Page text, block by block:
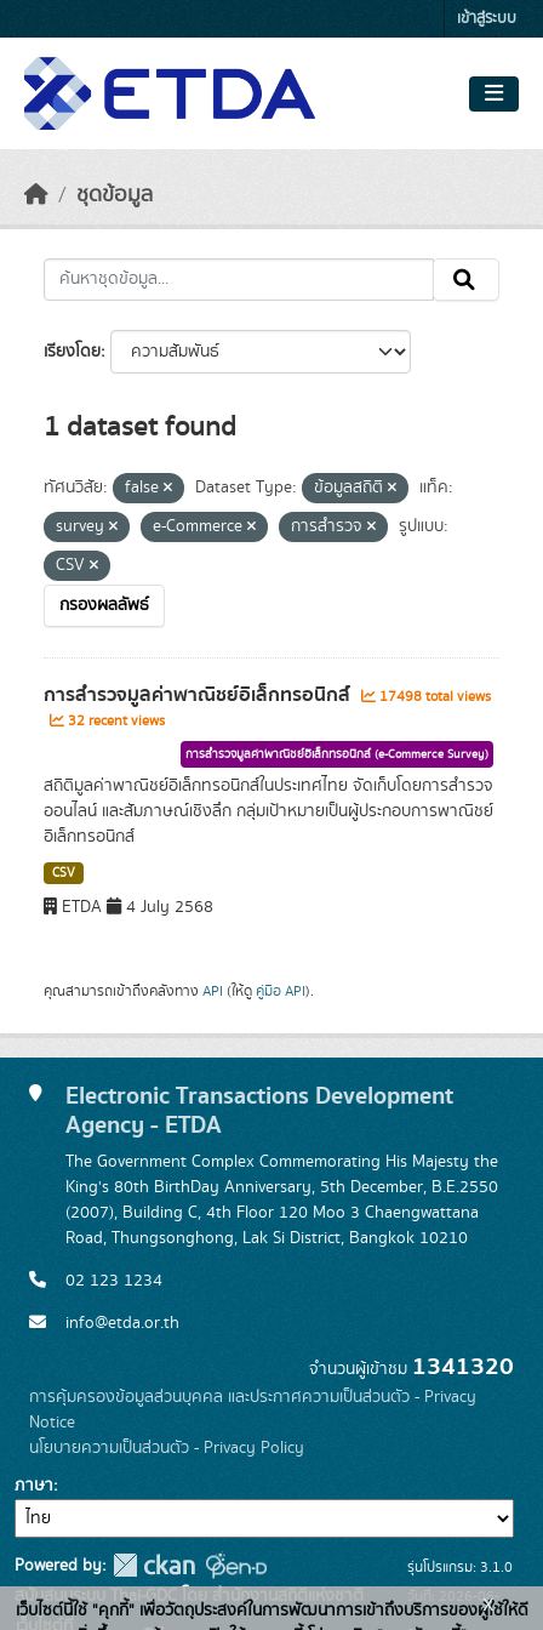
เข้าสู่ระบบ
ชุดข้อมูล
เรียงโดย
1 dataset found
ทัศนวิสัย: false Dataset Type: ข้อมูลสถิติ
แท็ค:
survey
e-Commerce การสำรวจ
รูปแบบ:
CSV
กรองผลลัพธ์
การสำรวจมูลค่าพาณิชย์อิเล็กทรอนิกส์
17498 total views
32 recent views
การสำรวจมูลค่าพาณิชย์อิเล็กทรอนิกส์ (e-Commerce Survey)
สถิติมูลค่าพาณิชย์อิเล็กทรอนิกส์ในประเทศไทย จัดเก็บโดยการสำรวจ
ออนไลน์ และสัมภาษณ์เชิงลึก กลุ่มเป้าหมายเป็นผู้ประกอบการพาณิชย์
อิเล็กทรอนิกส์
CSV
ETDA 4 July 2568
คุณสามารถเข้าถึงคลังทาง API (ให้ดู คู่มือ API).
Electronic Transactions Development
Agency - ETDA
The Government Complex Commemorating His Majesty the
King's 80th BirthDay Anniversary, 5th December, B.E.2550
(2007), Building C, 4th Floor 120 Moo 3 Chaengwattana
Road, Thungsonghong, Lak Si District, Bangkok 10210
02 123 1234
info@etda.or.th
จำนวนผู้เข้าชม 1341320
การคุ้มครองข้อมูลส่วนบุคคล และประกาศความเป็นส่วนตัว - Privacy
Notice
นโยบายความเป็นส่วนตัว - Privacy Policy
ภาษา
Powered by:
สนับสนุนระบบ Thai-GDC โดย สำนักงานสถิติแห่งชาติ
รุ่นโปรแกรม: 3.1.0
วันที่: 2026-06-
เว็บไซต์นี้ใช้ "คุกกี้" เพื่อวัตถุประสงค์ในการพัฒนาการเข้าถึงบริการของผู้ใช้ให้ดี
x